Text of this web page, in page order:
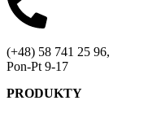
(+48) 58 741 25 96,
Pon-Pt 9-17
PRODUKTY